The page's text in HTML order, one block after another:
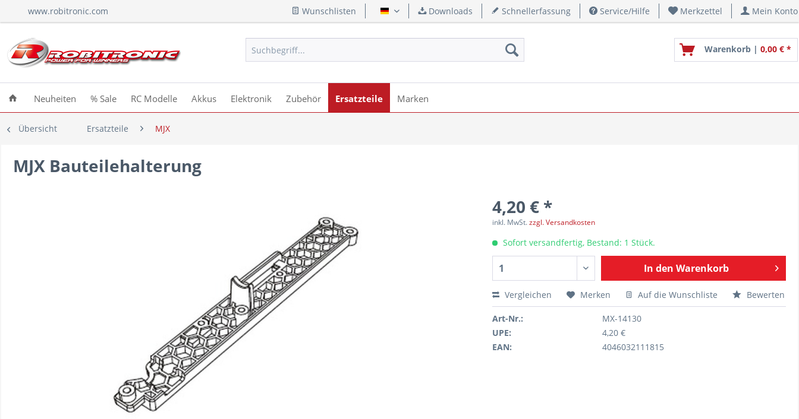
www.robitronic.com Wunschlisten Deutsch Downloads Schnellerfassung Service/Hilfe Merkzettel Mein Konto
Warenkorb | 0,00 € *
Neuheiten % Sale RC Modelle Akkus Elektronik Zubehör Ersatzteile Marken
Übersicht Ersatzteile MJX
MJX Bauteilehalterung
4,20 € *
inkl. MwSt.zzgl. Versandkosten
Sofort versandfertig, Bestand: 1 Stück.
In den Warenkorb
Vergleichen Merken Auf die Wunschliste Bewerten
Art-Nr.:
MX-14130
UPE:
4,20 €
EAN:
4046032111815